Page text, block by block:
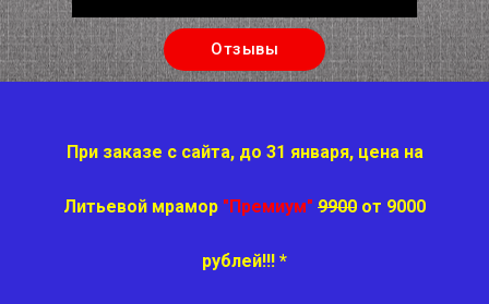
Отзывы
При заказе с сайта, до 31 января, цена на
Литьевой мрамор "Премиум" 9900 от 9000
рублей!!! *